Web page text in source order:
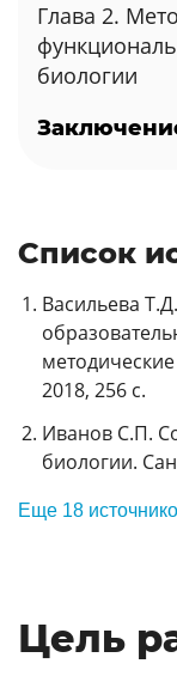
Глава 2.
биологии
Список
Васильева
2018, 256 с.
Иванов С.П.
биологии.
Еще 18
Цель